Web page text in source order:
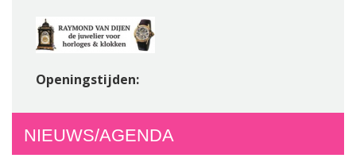
Openingstijden:
NIEUWS/AGENDA